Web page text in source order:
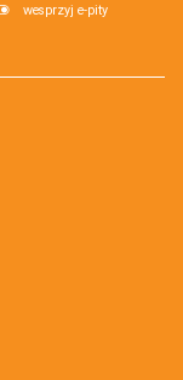
wesprzyj e-pity